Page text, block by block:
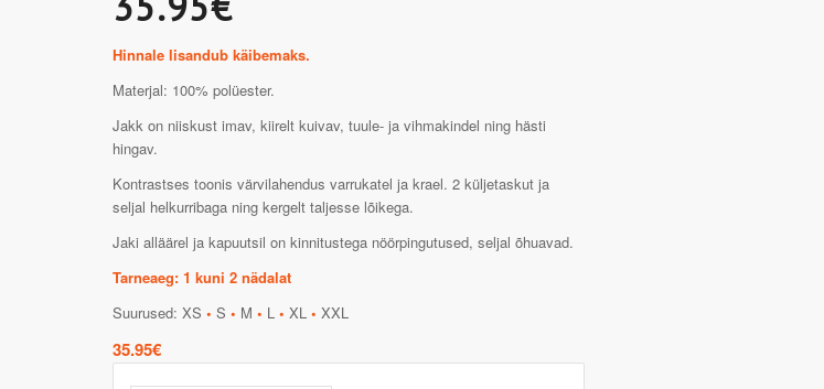
Hinnale lisandub käibemaks.
Materjal: 100% polüester.
Jakk on niiskust imav, kiirelt kuivav, tuule- ja vihmakindel ning hästi
hingav.
Kontrastses toonis värvilahendus varrukatel ja krael. 2 küljetaskut ja
seljal helkurribaga ning kergelt taljesse lõikega.
Jaki alläärel ja kapuutsil on kinnitustega nöörpingutused, seljal õhuavad.
Tarneaeg: 1 kuni 2 nädalat
Suurused: XS• S• M• L• XL• XXL
35.95€